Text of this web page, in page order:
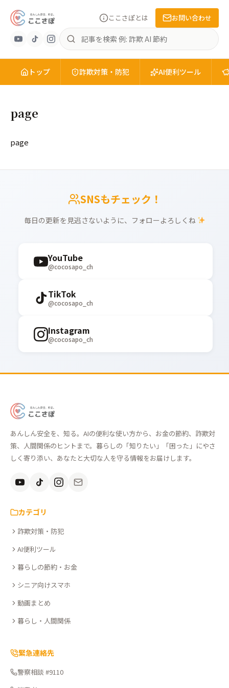
あ
ん
ん
全
知
こ
記
事
を
索
ここさぽとは お問い合わせ
トップ 詐欺対策・防犯 AI便利ツール
page
page
SNSもチェック！
毎日の更新を見逃さないように、フォローよろしくね
YouTube
@cocosapo_ch
TikTok
@cocosapo_ch
Instagram
@cocosapo_ch
あ
ん
し
ん
全
知
る。
こ
こ
ぽ
あんしん安全を、知る。AIの便利な使い方から、お金の節約、詐欺対
策、人間関係のヒントまで。暮らしの「知りたい」「困った」にやさ
しく寄り添い、あなたと大切な人を守る情報をお届けします。
カテゴリ
詐欺対策・防犯
AI便利ツール
暮らしの節約・お金
シニア向けスマホ
動画まとめ
暮らし・人間関係
緊急連絡先
警察相談 #9110